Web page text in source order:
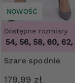
NOWOŚĆ
Dostępne rozmiary
56, 58, 60, 62, 64
Szare spodnie
179,99 zł